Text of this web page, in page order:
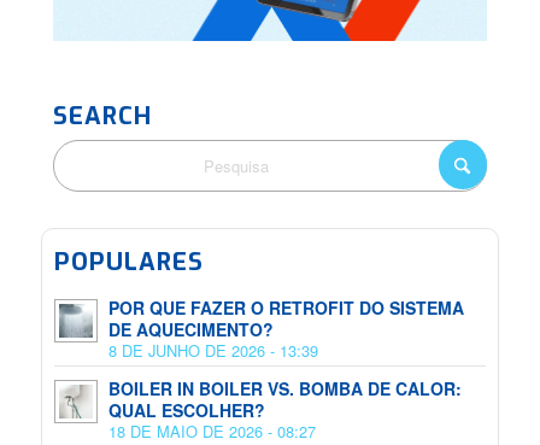
SEARCH
POPULARES
POR QUE FAZER O RETROFIT DO SISTEMA
DE AQUECIMENTO?
8 DE JUNHO DE 2026 - 13:39
BOILER IN BOILER VS. BOMBA DE CALOR:
QUAL ESCOLHER?
18 DE MAIO DE 2026 - 08:27